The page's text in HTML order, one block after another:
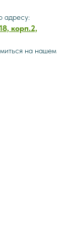
адресу:
корп.2,
на нашем